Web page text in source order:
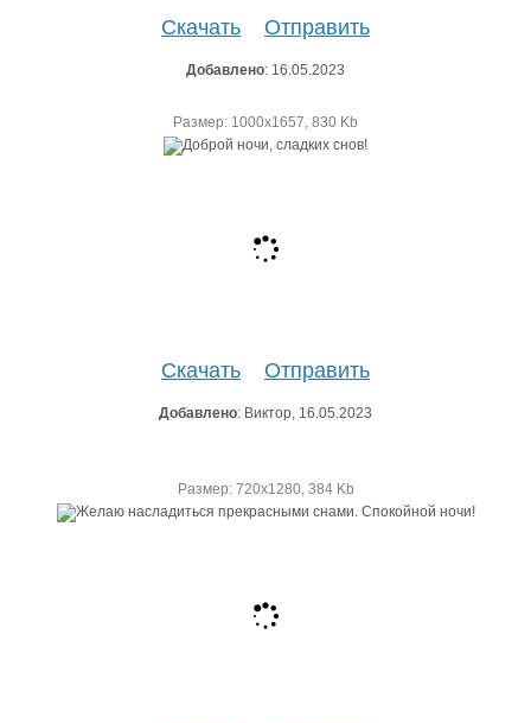
Скачать Отправить
Добавлено: 16.05.2023
Размер: 1000х1657, 830 Kb
Скачать Отправить
Добавлено: Виктор, 16.05.2023
Размер: 720х1280, 384 Kb